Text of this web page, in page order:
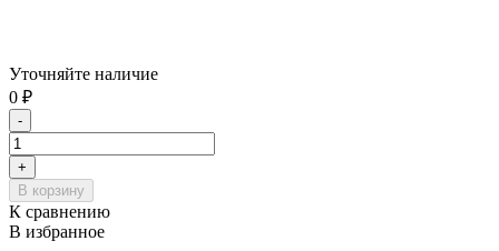
Уточняйте наличие
0 ₽
-
+
В корзину
К сравнению
В избранное